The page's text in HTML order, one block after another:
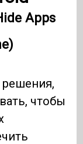
Apps
чтобы